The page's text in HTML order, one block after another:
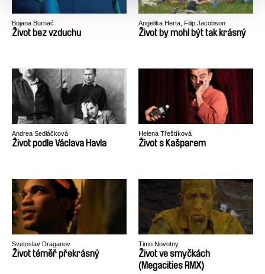
Bojana Burnać
Život bez vzduchu
Angelika Herta, Filip Jacobson
Život by mohl být tak krásný
Andrea Sedláčková
Život podle Václava Havla
Helena Třeštíková
Život s Kašparem
Svetoslav Draganov
Život téměř překrásný
Timo Novotny
Život ve smyčkách
(Megacities RMX)